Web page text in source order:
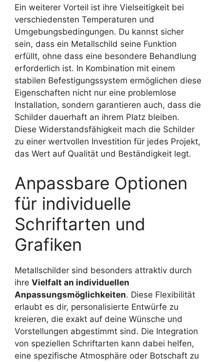
Ein weiterer Vorteil ist ihre Vielseitigkeit bei
verschiedensten Temperaturen und
Umgebungsbedingungen. Du kannst sicher
sein, dass ein Metallschild seine Funktion
erfüllt, ohne dass eine besondere Behandlung
erforderlich ist. In Kombination mit einem
stabilen Befestigungssystem ermöglichen diese
Eigenschaften nicht nur eine problemlose
Installation, sondern garantieren auch, dass die
Schilder dauerhaft an ihrem Platz bleiben.
Diese Widerstandsfähigkeit mach die Schilder
zu einer wertvollen Investition für jedes Projekt,
das Wert auf Qualität und Beständigkeit legt.
Anpassbare Optionen
für individuelle
Schriftarten und
Grafiken
Metallschilder sind besonders attraktiv durch
ihre Vielfalt an individuellen
Anpassungsmöglichkeiten. Diese Flexibilität
erlaubt es dir, personalisierte Entwürfe zu
kreieren, die exakt auf deine Wünsche und
Vorstellungen abgestimmt sind. Die Integration
von speziellen Schriftarten kann dabei helfen,
eine spezifische Atmosphäre oder Botschaft zu